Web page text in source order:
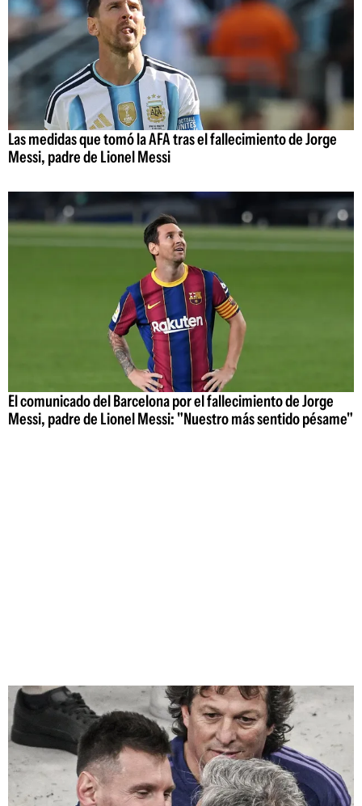
Las medidas que tomó la AFA tras el fallecimiento de Jorge
Messi, padre de Lionel Messi
El comunicado del Barcelona por el fallecimiento de Jorge
Messi, padre de Lionel Messi: "Nuestro más sentido pésame"